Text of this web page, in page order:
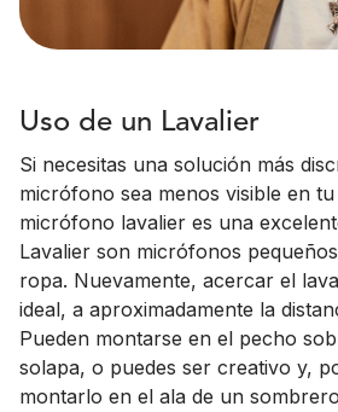
Uso de un Lavalier
Si necesitas una solución más
micrófono sea menos visible en
micrófono lavalier es una
Lavalier son micrófonos
ropa. Nuevamente, acercar el
ideal, a aproximadamente la
Pueden montarse en el pecho
solapa, o puedes ser creativo y,
montarlo en el ala de un